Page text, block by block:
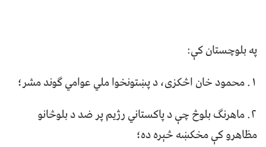
په بلوچستان کې:
١. محمود خان اڅکزی، د پښتونخوا ملي عوامي ګوند مشر؛
٢. ماهرنګ بلوڅ چې د پاکستاني رژیم پر ضد د بلوڅانو
مظاهرو کې مخکښه څېره ده؛